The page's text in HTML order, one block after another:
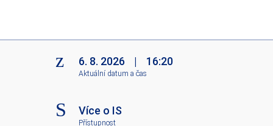
6. 8. 2026 | 16:20
Aktuální datum a čas
Více o IS
Přístupnost